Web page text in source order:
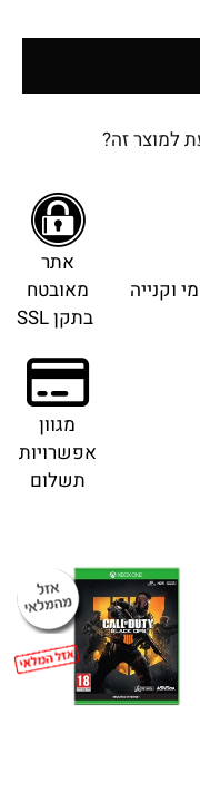
למוצר זה?
וקנייה
אתר
מאובטח
בתקן SSL
מגוון
אפשרויות
תשלום